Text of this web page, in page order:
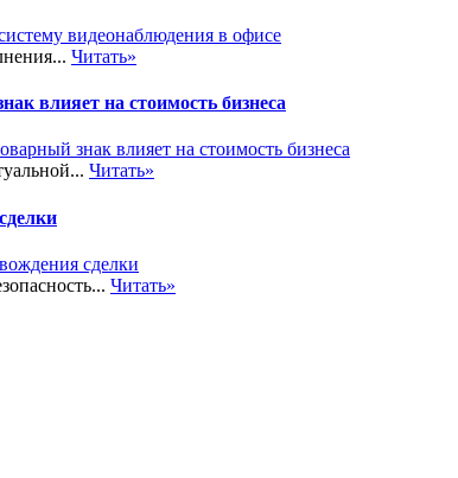
Читать»
влияет на стоимость бизнеса
Читать»
Читать»